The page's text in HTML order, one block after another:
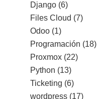
Django (6)
Files Cloud (7)
Odoo (1)
Programación (18)
Proxmox (22)
Python (13)
Ticketing (6)
wordpress (17)